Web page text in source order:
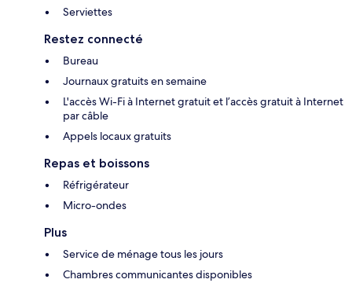
Serviettes
Restez connecté
Bureau
Journaux gratuits en semaine
L'accès Wi-Fi à Internet gratuit et l’accès gratuit à Internet
par câble
Appels locaux gratuits
Repas et boissons
Réfrigérateur
Micro-ondes
Plus
Service de ménage tous les jours
Chambres communicantes disponibles